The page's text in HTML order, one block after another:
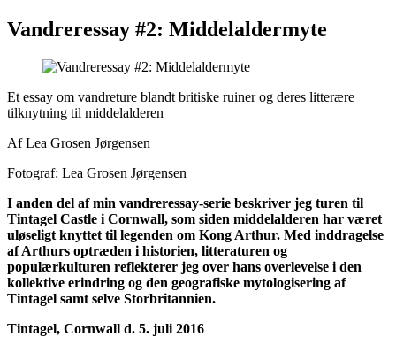
Vandreressay #2: Middelaldermyte
Et essay om vandreture blandt britiske ruiner og deres litterære
tilknytning til middelalderen
Af Lea Grosen Jørgensen
Fotograf: Lea Grosen Jørgensen
I anden del af min vandreressay-serie beskriver jeg turen til
Tintagel Castle i Cornwall, som siden middelalderen har været
uløseligt knyttet til legenden om Kong Arthur. Med inddragelse
af Arthurs optræden i historien, litteraturen og
populærkulturen reflekterer jeg over hans overlevelse i den
kollektive erindring og den geografiske mytologisering af
Tintagel samt selve Storbritannien.
Tintagel, Cornwall d. 5. juli 2016